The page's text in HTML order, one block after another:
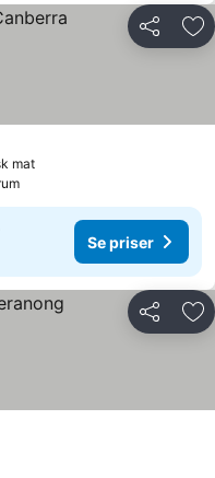
Dela
matSe priser
Se priser
Dela